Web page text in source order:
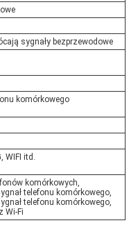
sygnały bezprzewodowe
komórkowego
WIFI itd.
komórkowych,
telefonu komórkowego,
telefonu komórkowego,
Wi-Fi